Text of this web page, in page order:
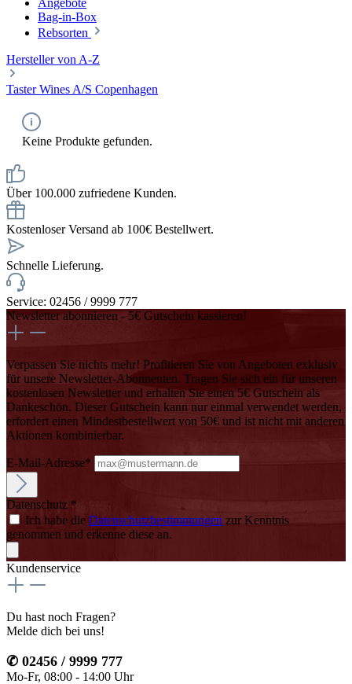
Bag-in-Box
Rebsorten
Hersteller von A-Z
Taster Wines A/S Copenhagen
Keine Produkte gefunden.
Über 100.000 zufriedene Kunden.
Kostenloser Versand ab 100€ Bestellwert.
Schnelle Lieferung.
Service: 02456 / 9999 777
Newsletter abonnieren - 5€ Gutschein kassieren!
Verpassen Sie nichts mehr! Profitieren Sie von Angeboten exklusiv
für unsere Newsletter-Abonnenten. Tragen Sie sich ein für unseren
kostenlosen Newsletter und erhalten Sie einen 5€ Gutschein als
Dankeschön. Dieser Gutschein kann nur einmal verwendet werden,
erfordert einen Mindestbestellwert von 50€ und ist nicht mit anderen
Aktionen kombinierbar.
E-Mail-Adresse*
Datenschutz *
Ich habe die Datenschutzbestimmungen zur Kenntnis
genommen und erkenne diese an.
Kundenservice
Du hast noch Fragen?
Melde dich bei uns!
✆ 02456 / 9999 777
Mo-Fr, 08:00 - 14:00 Uhr